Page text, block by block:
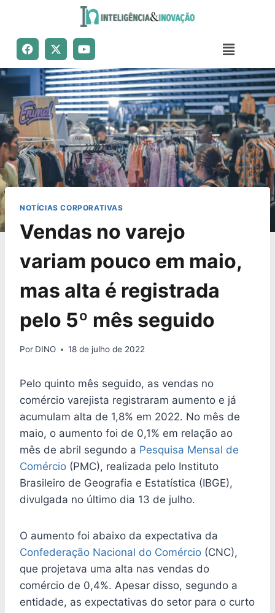
NOTÍCIAS CORPORATIVAS
Vendas no varejo
variam pouco em maio,
mas alta é registrada
pelo 5º mês seguido
Por DINO 18 de julho de 2022
Pelo quinto mês seguido, as vendas no
comércio varejista registraram aumento e já
acumulam alta de 1,8% em 2022. No mês de
maio, o aumento foi de 0,1% em relação ao
mês de abril segundo a Pesquisa Mensal de
Comércio (PMC), realizada pelo Instituto
Brasileiro de Geografia e Estatística (IBGE),
divulgada no último dia 13 de julho.
O aumento foi abaixo da expectativa da
Confederação Nacional do Comércio (CNC),
que projetava uma alta nas vendas do
comércio de 0,4%. Apesar disso, segundo a
entidade, as expectativas do setor para o curto